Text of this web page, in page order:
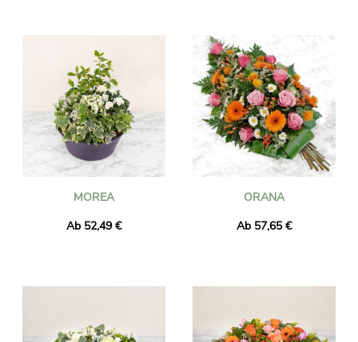
MOREA
Ab 52,49 €
ORANA
Ab 57,65 €